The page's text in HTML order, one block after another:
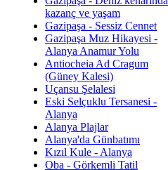
kazanç ve yaşam
Gazipaşa - Sessiz Cennet
Gazipaşa Muz Hikayesi -
Alanya Anamur Yolu
Antiocheia Ad Cragum
(Güney Kalesi)
Uçansu Şelalesi
Eski Selçuklu Tersanesi -
Alanya
Alanya Plajlar
Alanya'da Günbatımı
Kızıl Kule - Alanya
Oba - Görkemli Tatil